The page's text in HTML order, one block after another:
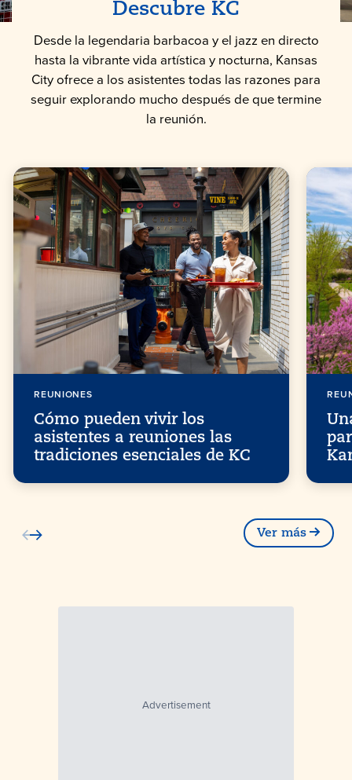
Descubre KC
Desde la legendaria barbacoa y el jazz en directo
hasta la vibrante vida artística y nocturna, Kansas
City ofrece a los asistentes todas las razones para
seguir explorando mucho después de que termine
la reunión.
REUNIONES
Cómo pueden vivir los
asistentes a reuniones las
tradiciones esenciales de KC
Ver más